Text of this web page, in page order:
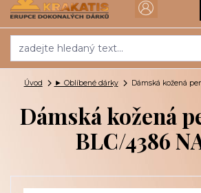
Úvod ► Oblíbené dárky Dámská kožená
Dámská kožená
BLC/4386